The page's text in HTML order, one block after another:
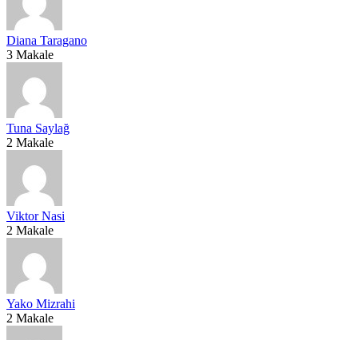
Diana Taragano
3 Makale
Tuna Saylağ
2 Makale
Viktor Nasi
2 Makale
Yako Mizrahi
2 Makale